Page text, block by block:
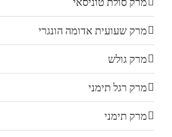
מרק שעועית אדומה הונגרי
מרק גולש
מרק רגל תימני
מרק תימני